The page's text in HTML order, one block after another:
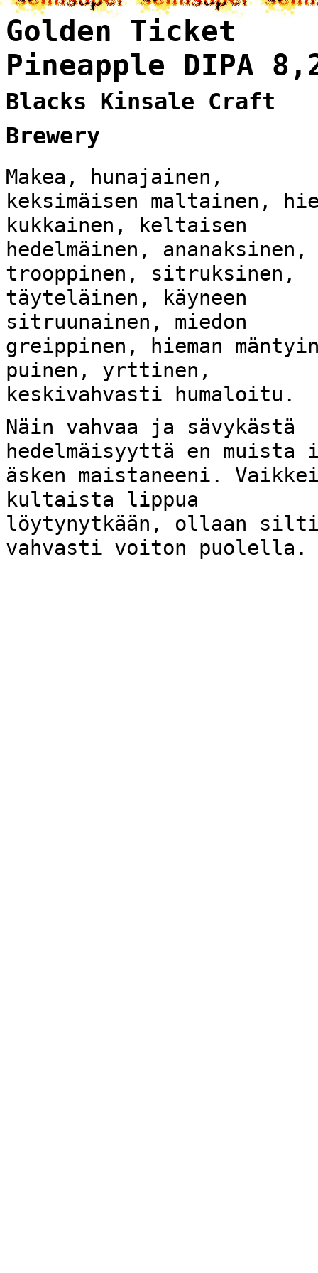
Golden Ticket
Pineapple DIPA
Blacks Kinsale Craft
Brewery
Makea, hunajainen,
keksimäisen maltainen,
kukkainen, keltaisen
hedelmäinen, ananaksinen,
trooppinen, sitruksinen,
täyteläinen, käyneen
sitruunainen, miedon
greippinen, hieman
puinen, yrttinen,
keskivahvasti humaloitu.
Näin vahvaa ja sävykästä
hedelmäisyyttä en muista
äsken maistaneeni.
kultaista lippua
löytynytkään, ollaan
vahvasti voiton puolella.